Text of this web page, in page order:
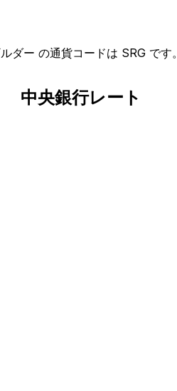
ー の通貨コードは SRG です。
中央銀行レート